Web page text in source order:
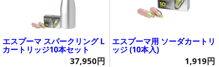
エスプーマ スパークリング L
カートリッジ10本セット
37,950円
エスプーマ用 ソーダカートリ
ッジ (10本入)
1,919円